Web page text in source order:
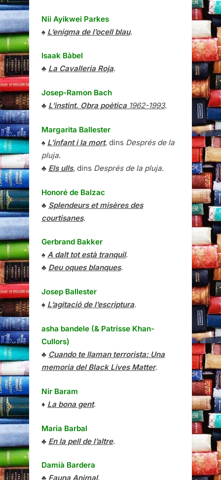
Nii Ayikwei Parkes
♠ L’enigma de l’ocell blau.
Isaak Bàbel
♣ La Cavalleria Roja.
Josep-Ramon Bach
♣ L’instint. Obra poètica1962-1993.
Margarita Ballester
♠ L’infant i la mort, dins Després de la
pluja.
♣ Els ulls, dins Després de la pluja.
Honoré de Balzac
♣ Splendeurs et misères des
courtisanes.
Gerbrand Bakker
♠ A dalt tot està tranquil.
♣ Deu oques blanques.
Josep Ballester
♠ L’agitació de l’escriptura.
asha bandele (& Patrisse Khan-
Cullors)
♣ Cuando te llaman terrorista: Una
memoria del Black Lives Matter.
Nir Baram
♦ La bona gent.
Maria Barbal
♣ En la pell de l’altre.
Damià Bardera
♣ Fauna Animal.